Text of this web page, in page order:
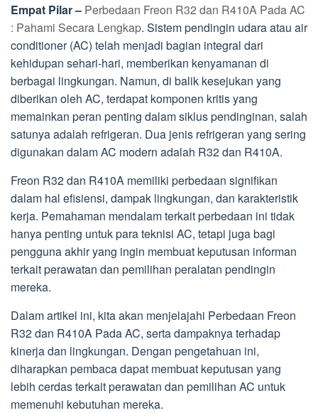
Empat Pilar – Perbedaan Freon R32 dan R410A Pada AC
: Pahami Secara Lengkap. Sistem pendingin udara atau air
conditioner (AC) telah menjadi bagian integral dari
kehidupan sehari-hari, memberikan kenyamanan di
berbagai lingkungan. Namun, di balik kesejukan yang
diberikan oleh AC, terdapat komponen kritis yang
memainkan peran penting dalam siklus pendinginan, salah
satunya adalah refrigeran. Dua jenis refrigeran yang sering
digunakan dalam AC modern adalah R32 dan R410A.
Freon R32 dan R410A memiliki perbedaan signifikan
dalam hal efisiensi, dampak lingkungan, dan karakteristik
kerja. Pemahaman mendalam terkait perbedaan ini tidak
hanya penting untuk para teknisi AC, tetapi juga bagi
pengguna akhir yang ingin membuat keputusan informan
terkait perawatan dan pemilihan peralatan pendingin
mereka.
Dalam artikel ini, kita akan menjelajahi Perbedaan Freon
R32 dan R410A Pada AC, serta dampaknya terhadap
kinerja dan lingkungan. Dengan pengetahuan ini,
diharapkan pembaca dapat membuat keputusan yang
lebih cerdas terkait perawatan dan pemilihan AC untuk
memenuhi kebutuhan mereka.